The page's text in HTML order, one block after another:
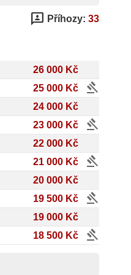
3p Příhozy: 33
26 000 Kč
25 000 Kč gavel
24 000 Kč
23 000 Kč gavel
22 000 Kč
21 000 Kč gavel
20 000 Kč
19 500 Kč gavel
19 000 Kč
18 500 Kč
gavel